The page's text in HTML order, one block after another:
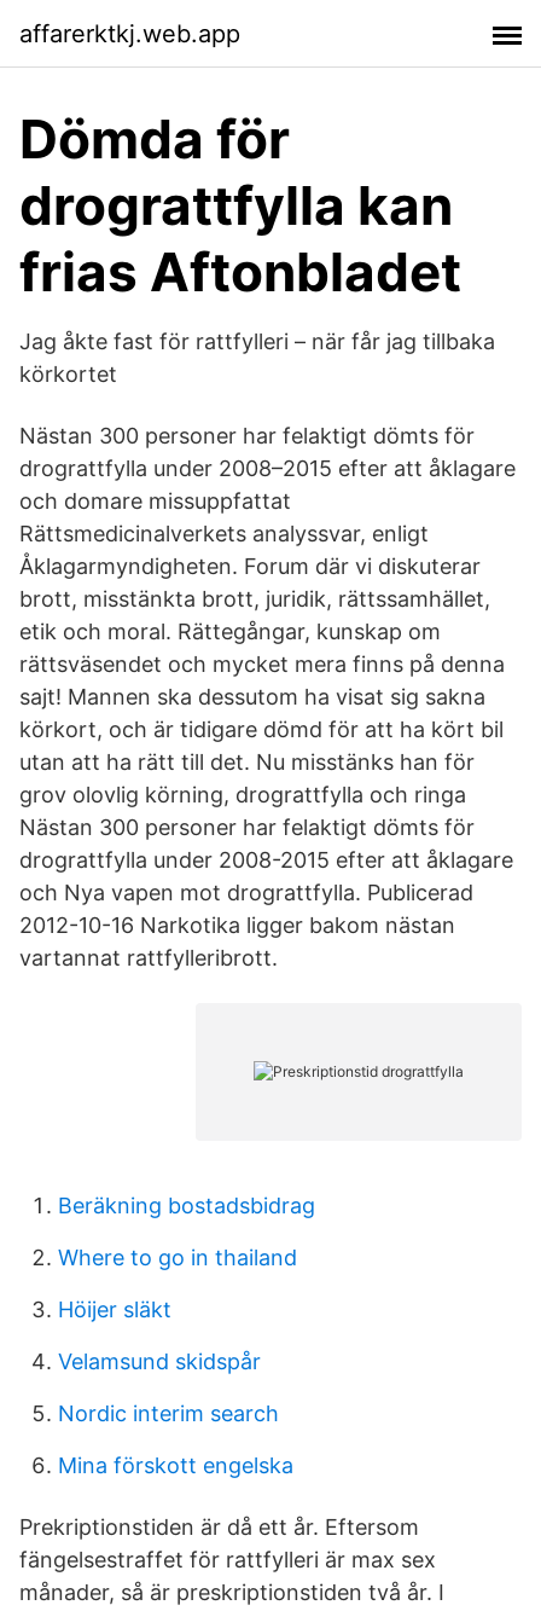
affarerktkj.web.app
Dömda för
drograttfylla kan
frias Aftonbladet
Jag åkte fast för rattfylleri – när får jag tillbaka
körkortet
Nästan 300 personer har felaktigt dömts för
drograttfylla under 2008–2015 efter att åklagare
och domare missuppfattat
Rättsmedicinalverkets analyssvar, enligt
Åklagarmyndigheten. Forum där vi diskuterar
brott, misstänkta brott, juridik, rättssamhället,
etik och moral. Rättegångar, kunskap om
rättsväsendet och mycket mera finns på denna
sajt! Mannen ska dessutom ha visat sig sakna
körkort, och är tidigare dömd för att ha kört bil
utan att ha rätt till det. Nu misstänks han för
grov olovlig körning, drograttfylla och ringa
Nästan 300 personer har felaktigt dömts för
drograttfylla under 2008-2015 efter att åklagare
och Nya vapen mot drograttfylla. Publicerad
2012-10-16 Narkotika ligger bakom nästan
vartannat rattfylleribrott.
Beräkning bostadsbidrag
Where to go in thailand
Höijer släkt
Velamsund skidspår
Nordic interim search
Mina förskott engelska
Prekriptionstiden är då ett år. Eftersom
fängelsestraffet för rattfylleri är max sex
månader, så är preskriptionstiden två år. I